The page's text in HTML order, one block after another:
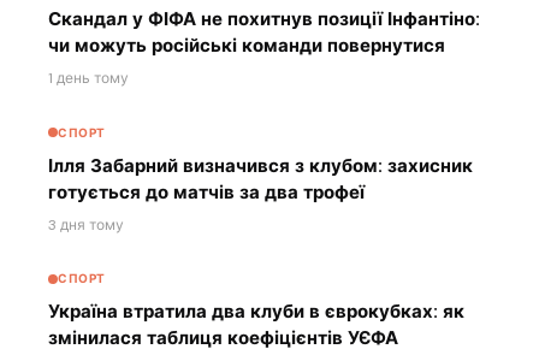
Скандал у ФІФА не похитнув позиції Інфантіно:
чи можуть російські команди повернутися
1 день тому
СПОРТ
Ілля Забарний визначився з клубом: захисник
готується до матчів за два трофеї
3 дня тому
СПОРТ
Україна втратила два клуби в єврокубках: як
змінилася таблиця коефіцієнтів УЄФА